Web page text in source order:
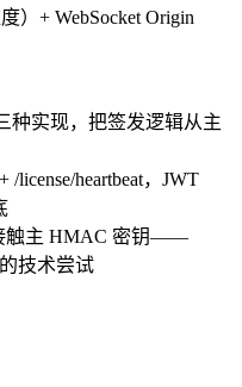
）+ WebSocket Origin
种实现，把签发逻辑从主
+ /license/heartbeat，JWT
触主 HMAC 密钥——
技术尝试